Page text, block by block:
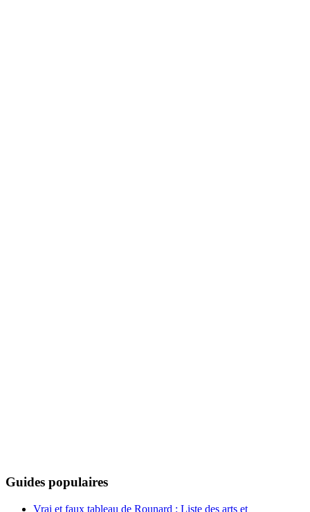
Guides populaires
Vrai et faux tableau de Rounard : Liste des arts et